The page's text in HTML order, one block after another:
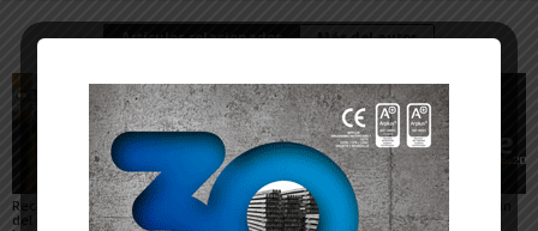
Artículos relacionados Más del autor
Recuperado un relieve
del siglo XVI robado
Fustiñana no invitará a
los miembros del
Arguedas presenta un
completo programa